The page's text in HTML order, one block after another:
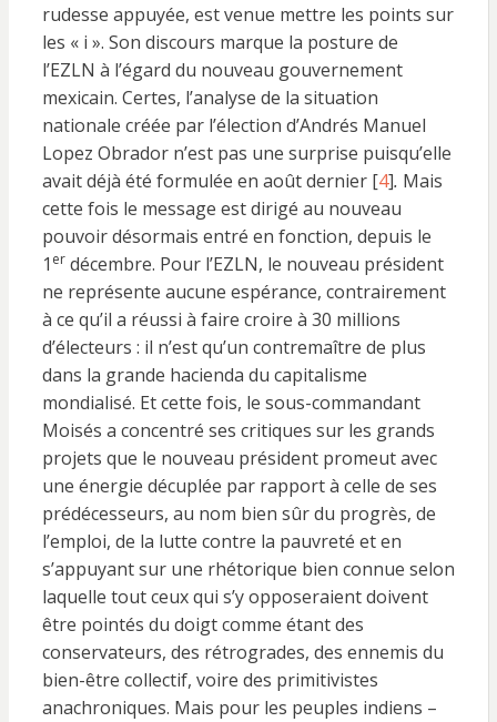
rudesse appuyée, est venue mettre les points sur
les « i ». Son discours marque la posture de
l’EZLN à l’égard du nouveau gouvernement
mexicain. Certes, l’analyse de la situation
nationale créée par l’élection d’Andrés Manuel
Lopez Obrador n’est pas une surprise puisqu’elle
avait déjà été formulée en août dernier [4]. Mais
cette fois le message est dirigé au nouveau
pouvoir désormais entré en fonction, depuis le
1 erdécembre. Pour l’EZLN, le nouveau président
ne représente aucune espérance, contrairement
à ce qu’il a réussi à faire croire à 30 millions
d’électeurs : il n’est qu’un contremaître de plus
dans la grande hacienda du capitalisme
mondialisé. Et cette fois, le sous-commandant
Moisés a concentré ses critiques sur les grands
projets que le nouveau président promeut avec
une énergie décuplée par rapport à celle de ses
prédécesseurs, au nom bien sûr du progrès, de
l’emploi, de la lutte contre la pauvreté et en
s’appuyant sur une rhétorique bien connue selon
laquelle tout ceux qui s’y opposeraient doivent
être pointés du doigt comme étant des
conservateurs, des rétrogrades, des ennemis du
bien-être collectif, voire des primitivistes
anachroniques. Mais pour les peuples indiens –